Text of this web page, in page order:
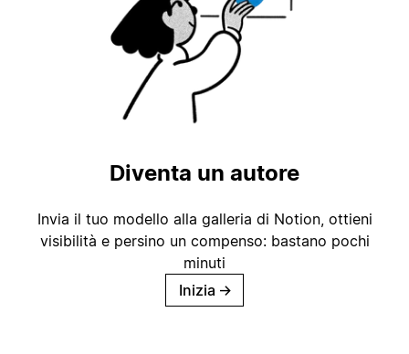
Diventa un autore
Invia il tuo modello alla galleria di Notion, ottieni
visibilità e persino un compenso: bastano pochi
minuti
Inizia →